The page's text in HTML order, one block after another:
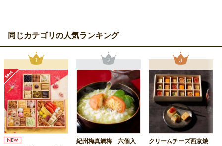
同じカテゴリの人気ランキング
紀州梅真鯛梅 六個入
クリームチーズ西京焼